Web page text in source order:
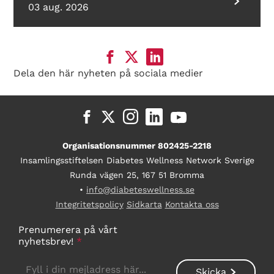
03 aug. 2026
Dela den här nyheten på sociala medier
Organisationsnummer 802425-2218
Insamlingsstiftelsen Diabetes Wellness Network Sverige
Runda vägen 25, 167 51 Bromma
• info@diabeteswellness.se
Integritetspolicy Sidkarta Kontakta oss
Prenumerera på vårt
nyhetsbrev! *